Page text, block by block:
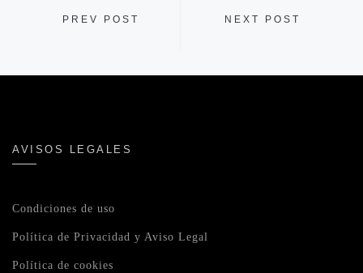
PREV POST NEXT POST
AVISOS LEGALES
Condiciones de uso
Política de Privacidad y Aviso Legal
Política de cookies